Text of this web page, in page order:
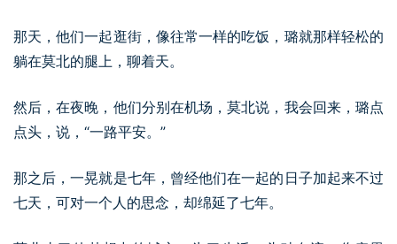
那天，他们一起逛街，像往常一样的吃饭，璐就那样轻松的
躺在莫北的腿上，聊着天。
然后，在夜晚，他们分别在机场，莫北说，我会回来，璐点
点头，说，“一路平安。”
那之后，一晃就是七年，曾经他们在一起的日子加起来不过
七天，可对一个人的思念，却绵延了七年。